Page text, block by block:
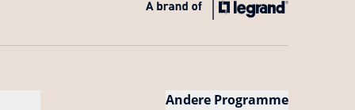
Andere Programme